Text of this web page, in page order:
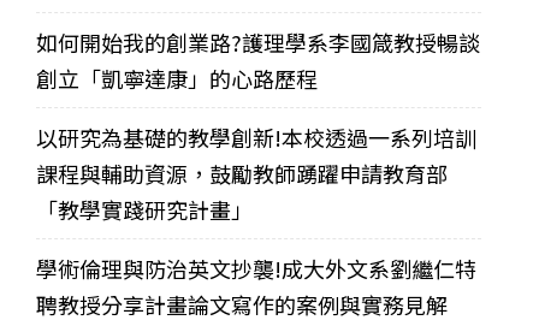
如何開始我的創業路?護理學系李國箴教授暢談
創立「凱寧達康」的心路歷程
以研究為基礎的教學創新!本校透過一系列培訓
課程與輔助資源，鼓勵教師踴躍申請教育部
「教學實踐研究計畫」
學術倫理與防治英文抄襲!成大外文系劉繼仁特
聘教授分享計畫論文寫作的案例與實務見解